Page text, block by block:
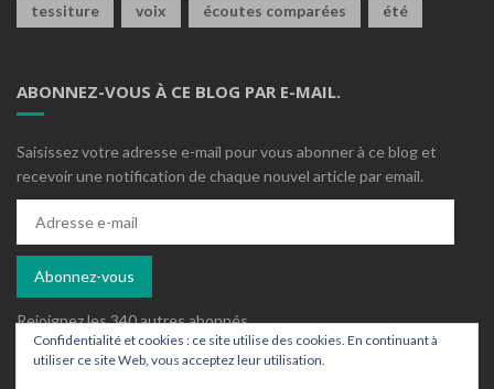
tessiture voix écoutes comparées été
ABONNEZ-VOUS À CE BLOG PAR E-MAIL.
Saisissez votre adresse e-mail pour vous abonner à ce blog et
recevoir une notification de chaque nouvel article par email.
mail
Abonnez-vous
Rejoignez les 340 autres abonnés
Confidentialité et cookies : ce site utilise des cookies. En continuant à
utiliser ce site Web, vous acceptez leur utilisation.